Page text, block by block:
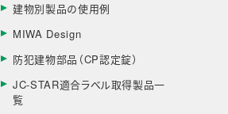
建物別製品の使用例
MIWA Design
防犯建物部品（CP認定錠）
JC-STAR適合ラベル取得製品一
覧